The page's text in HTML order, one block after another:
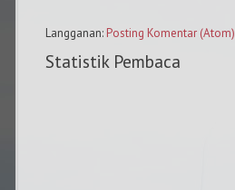
Langganan: Posting Komentar (Atom)
Statistik Pembaca